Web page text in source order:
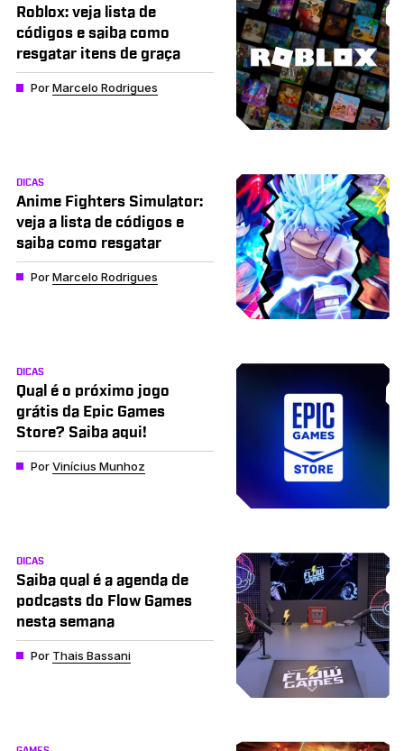
Roblox: veja lista de
códigos e saiba como
resgatar itens de graça
PorMarcelo Rodrigues
DICAS
Anime Fighters Simulator:
veja a lista de códigos e
saiba como resgatar
PorMarcelo Rodrigues
DICAS
Qual é o próximo jogo
grátis da Epic Games
Store? Saiba aqui!
PorVinícius Munhoz
DICAS
Saiba qual é a agenda de
podcasts do Flow Games
nesta semana
Por Thais Bassani